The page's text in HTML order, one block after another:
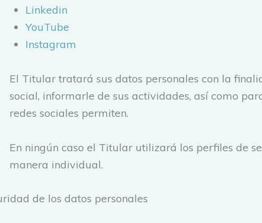
Linkedin
YouTube
Instagram
El Titular tratará sus datos personales con la
social, informarle de sus actividades, así como
redes sociales permiten.
En ningún caso el Titular utilizará los perfiles de
manera individual.
de los datos personales